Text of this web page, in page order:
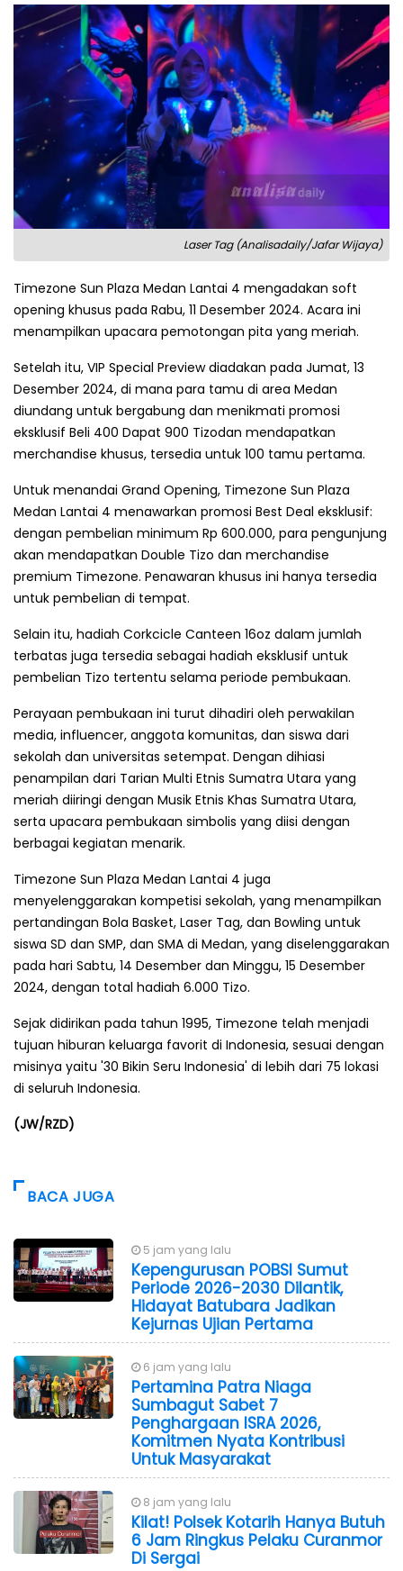
Laser Tag (Analisadaily/Jafar Wijaya)
Timezone Sun Plaza Medan Lantai 4 mengadakan soft
opening khusus pada Rabu, 11 Desember 2024. Acara ini
menampilkan upacara pemotongan pita yang meriah.
Setelah itu, VIP Special Preview diadakan pada Jumat, 13
Desember 2024, di mana para tamu di area Medan
diundang untuk bergabung dan menikmati promosi
eksklusif Beli 400 Dapat 900 Tizodan mendapatkan
merchandise khusus, tersedia untuk 100 tamu pertama.
Untuk menandai Grand Opening, Timezone Sun Plaza
Medan Lantai 4 menawarkan promosi Best Deal eksklusif:
dengan pembelian minimum Rp 600.000, para pengunjung
akan mendapatkan Double Tizo dan merchandise
premium Timezone. Penawaran khusus ini hanya tersedia
untuk pembelian di tempat.
Selain itu, hadiah Corkcicle Canteen 16oz dalam jumlah
terbatas juga tersedia sebagai hadiah eksklusif untuk
pembelian Tizo tertentu selama periode pembukaan.
Perayaan pembukaan ini turut dihadiri oleh perwakilan
media, influencer, anggota komunitas, dan siswa dari
sekolah dan universitas setempat. Dengan dihiasi
penampilan dari Tarian Multi Etnis Sumatra Utara yang
meriah diiringi dengan Musik Etnis Khas Sumatra Utara,
serta upacara pembukaan simbolis yang diisi dengan
berbagai kegiatan menarik.
Timezone Sun Plaza Medan Lantai 4 juga
menyelenggarakan kompetisi sekolah, yang menampilkan
pertandingan Bola Basket, Laser Tag, dan Bowling untuk
siswa SD dan SMP, dan SMA di Medan, yang diselenggarakan
pada hari Sabtu, 14 Desember dan Minggu, 15 Desember
2024, dengan total hadiah 6.000 Tizo.
Sejak didirikan pada tahun 1995, Timezone telah menjadi
tujuan hiburan keluarga favorit di Indonesia, sesuai dengan
misinya yaitu '30 Bikin Seru Indonesia' di lebih dari 75 lokasi
di seluruh Indonesia.
(JW/RZD)
BACA JUGA
5 jam yang lalu
Kepengurusan POBSI Sumut
Periode 2026-2030 Dilantik,
Hidayat Batubara Jadikan
Kejurnas Ujian Pertama
6 jam yang lalu
Pertamina Patra Niaga
Sumbagut Sabet 7
Penghargaan ISRA 2026,
Komitmen Nyata Kontribusi
Untuk Masyarakat
8 jam yang lalu
Kilat! Polsek Kotarih Hanya Butuh
6 Jam Ringkus Pelaku Curanmor
Di Sergai